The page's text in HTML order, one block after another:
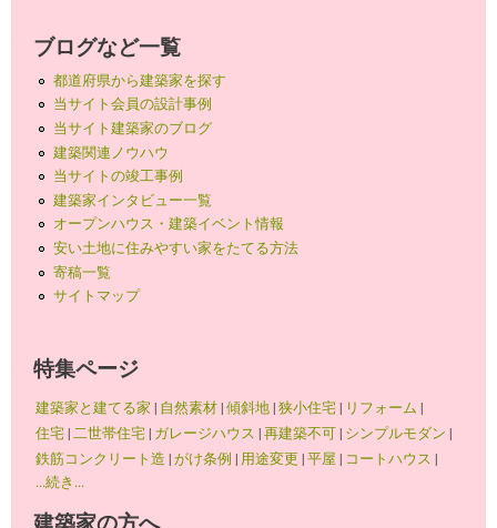
ブログなど一覧
都道府県から建築家を探す
当サイト会員の設計事例
当サイト建築家のブログ
建築関連ノウハウ
当サイトの竣工事例
建築家インタビュー一覧
オープンハウス・建築イベント情報
安い土地に住みやすい家をたてる方法
寄稿一覧
サイトマップ
特集ページ
建築家と建てる家 | 自然素材|傾斜地|狭小住宅| リフォーム |
住宅| 二世帯住宅| ガレージハウス |再建築不可| シンプルモダン |
鉄筋コンクリート造 |がけ条例 | 用途変更 |平屋 | コートハウス |
...続き...
建築家の方へ